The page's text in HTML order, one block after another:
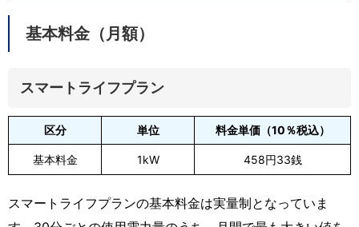
基本料金（月額）
スマートライフプラン
区分 単位 料金単価（10％税込）
基本料金 1kW 458円33銭
スマートライフプランの基本料金は実量制となっていま